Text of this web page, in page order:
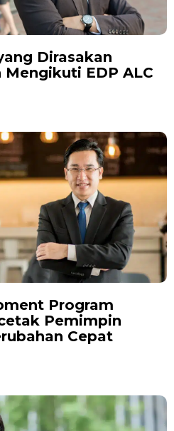
Dirasakan
EDP ALC
Program
Pemimpin
Cepat